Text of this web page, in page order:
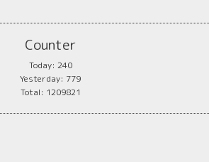
Counter
Today: 240
Yesterday: 779
Total: 1209821